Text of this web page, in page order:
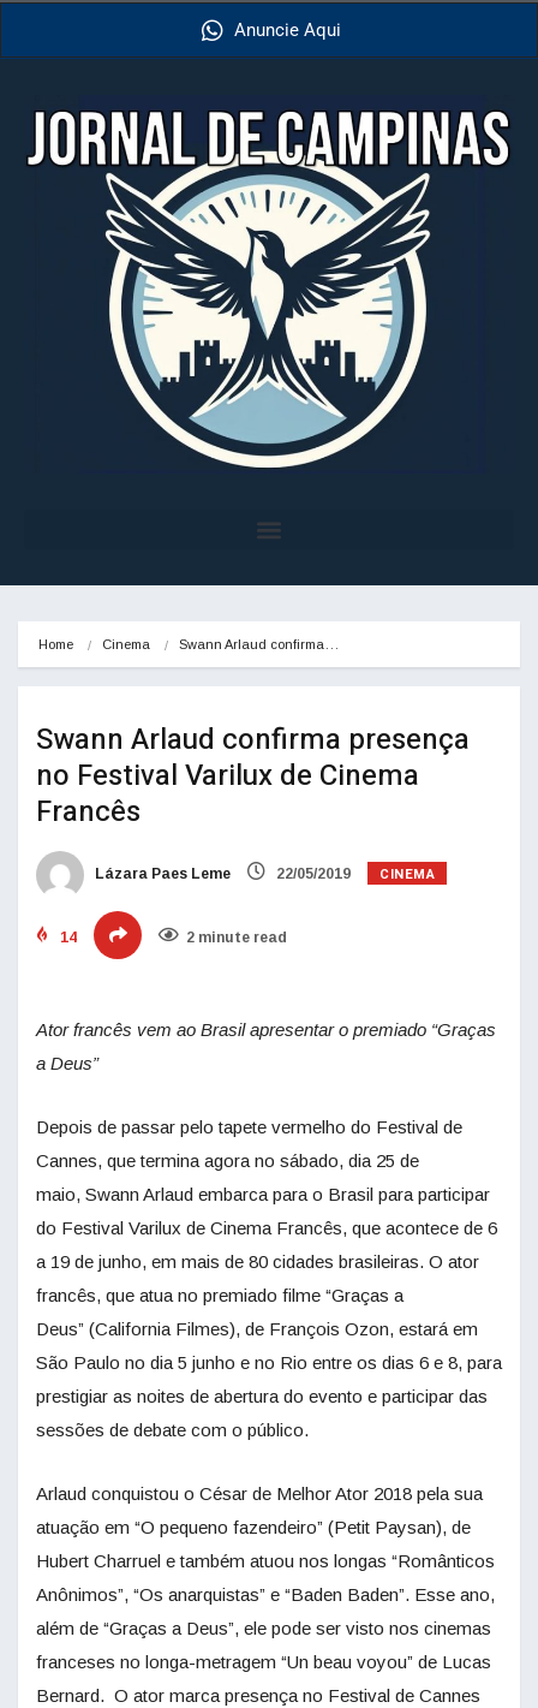
Anuncie Aqui
Home Cinema Swann Arlaud confirma…
Swann Arlaud confirma presença
no Festival Varilux de Cinema
Francês
Lázara Paes Leme 22/05/2019 CINEMA
14 2 minute read
Ator francês vem ao Brasil apresentar o premiado “Graças
a Deus”
Depois de passar pelo tapete vermelho do Festival de
Cannes, que termina agora no sábado, dia 25 de
maio, Swann Arlaud embarca para o Brasil para participar
do Festival Varilux de Cinema Francês, que acontece de 6
a 19 de junho, em mais de 80 cidades brasileiras. O ator
francês, que atua no premiado filme “Graças a
Deus” (California Filmes), de François Ozon, estará em
São Paulo no dia 5 junho e no Rio entre os dias 6 e 8, para
prestigiar as noites de abertura do evento e participar das
sessões de debate com o público.
Arlaud conquistou o César de Melhor Ator 2018 pela sua
atuação em “O pequeno fazendeiro” (Petit Paysan), de
Hubert Charruel e também atuou nos longas “Românticos
Anônimos”, “Os anarquistas” e “Baden Baden”. Esse ano,
além de “Graças a Deus”, ele pode ser visto nos cinemas
franceses no longa-metragem “Un beau voyou” de Lucas
Bernard. O ator marca presença no Festival de Cannes